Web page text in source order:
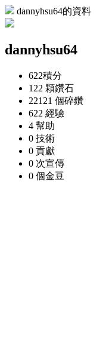
dannyhsu64的資料
dannyhsu64
622積分
122 顆鑽石
22121 個碎鑽
622 經驗
4 幫助
0 技術
0 貢獻
0 次宣傳
0 個金豆